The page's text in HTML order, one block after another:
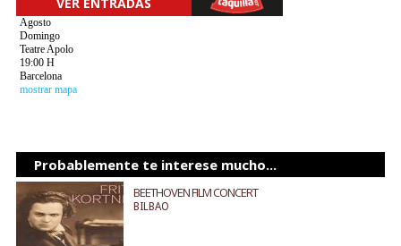
Agosto
Domingo
Teatre Apolo
19:00 H
Barcelona
mostrar mapa
Probablemente te interese mucho...
BEETHOVEN FILM CONCERT
BILBAO